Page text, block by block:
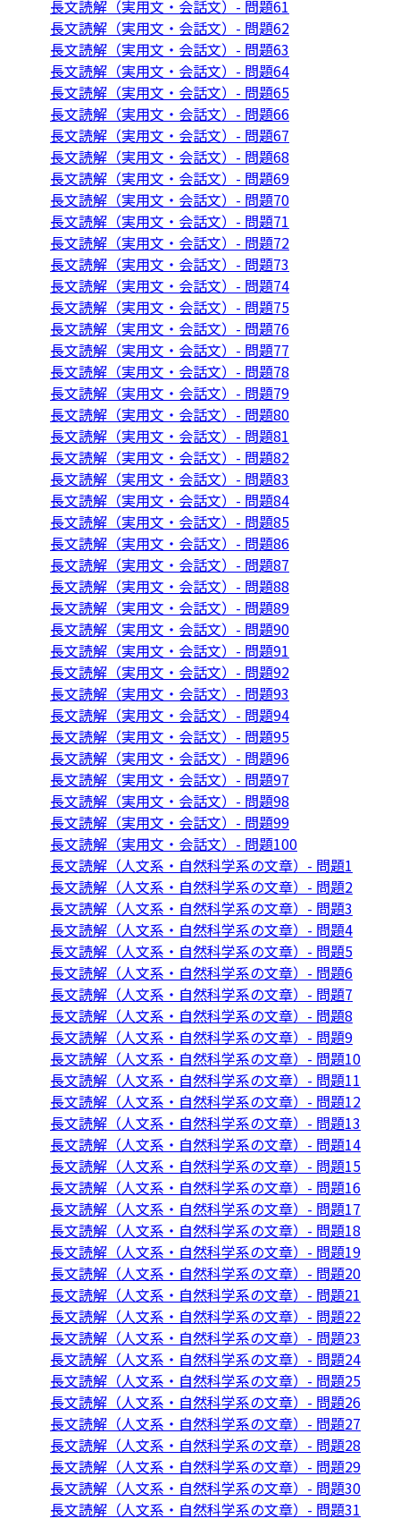
長文読解（実用文・会話文）- 問題61
長文読解（実用文・会話文）- 問題62
長文読解（実用文・会話文）- 問題63
長文読解（実用文・会話文）- 問題64
長文読解（実用文・会話文）- 問題65
長文読解（実用文・会話文）- 問題66
長文読解（実用文・会話文）- 問題67
長文読解（実用文・会話文）- 問題68
長文読解（実用文・会話文）- 問題69
長文読解（実用文・会話文）- 問題70
長文読解（実用文・会話文）- 問題71
長文読解（実用文・会話文）- 問題72
長文読解（実用文・会話文）- 問題73
長文読解（実用文・会話文）- 問題74
長文読解（実用文・会話文）- 問題75
長文読解（実用文・会話文）- 問題76
長文読解（実用文・会話文）- 問題77
長文読解（実用文・会話文）- 問題78
長文読解（実用文・会話文）- 問題79
長文読解（実用文・会話文）- 問題80
長文読解（実用文・会話文）- 問題81
長文読解（実用文・会話文）- 問題82
長文読解（実用文・会話文）- 問題83
長文読解（実用文・会話文）- 問題84
長文読解（実用文・会話文）- 問題85
長文読解（実用文・会話文）- 問題86
長文読解（実用文・会話文）- 問題87
長文読解（実用文・会話文）- 問題88
長文読解（実用文・会話文）- 問題89
長文読解（実用文・会話文）- 問題90
長文読解（実用文・会話文）- 問題91
長文読解（実用文・会話文）- 問題92
長文読解（実用文・会話文）- 問題93
長文読解（実用文・会話文）- 問題94
長文読解（実用文・会話文）- 問題95
長文読解（実用文・会話文）- 問題96
長文読解（実用文・会話文）- 問題97
長文読解（実用文・会話文）- 問題98
長文読解（実用文・会話文）- 問題99
長文読解（実用文・会話文）- 問題100
長文読解（人文系・自然科学系の文章）- 問題1
長文読解（人文系・自然科学系の文章）- 問題2
長文読解（人文系・自然科学系の文章）- 問題3
長文読解（人文系・自然科学系の文章）- 問題4
長文読解（人文系・自然科学系の文章）- 問題5
長文読解（人文系・自然科学系の文章）- 問題6
長文読解（人文系・自然科学系の文章）- 問題7
長文読解（人文系・自然科学系の文章）- 問題8
長文読解（人文系・自然科学系の文章）- 問題9
長文読解（人文系・自然科学系の文章）- 問題10
長文読解（人文系・自然科学系の文章）- 問題11
長文読解（人文系・自然科学系の文章）- 問題12
長文読解（人文系・自然科学系の文章）- 問題13
長文読解（人文系・自然科学系の文章）- 問題14
長文読解（人文系・自然科学系の文章）- 問題15
長文読解（人文系・自然科学系の文章）- 問題16
長文読解（人文系・自然科学系の文章）- 問題17
長文読解（人文系・自然科学系の文章）- 問題18
長文読解（人文系・自然科学系の文章）- 問題19
長文読解（人文系・自然科学系の文章）- 問題20
長文読解（人文系・自然科学系の文章）- 問題21
長文読解（人文系・自然科学系の文章）- 問題22
長文読解（人文系・自然科学系の文章）- 問題23
長文読解（人文系・自然科学系の文章）- 問題24
長文読解（人文系・自然科学系の文章）- 問題25
長文読解（人文系・自然科学系の文章）- 問題26
長文読解（人文系・自然科学系の文章）- 問題27
長文読解（人文系・自然科学系の文章）- 問題28
長文読解（人文系・自然科学系の文章）- 問題29
長文読解（人文系・自然科学系の文章）- 問題30
長文読解（人文系・自然科学系の文章）- 問題31